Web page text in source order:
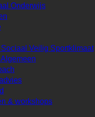
Onderwijs
Veilig Sportklimaat
& workshops